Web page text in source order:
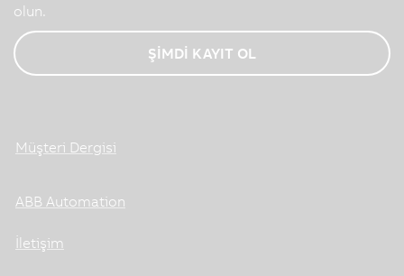
olun.
ŞİMDİ KAYIT OL
Müşteri Dergisi
ABB Automation
İletişim